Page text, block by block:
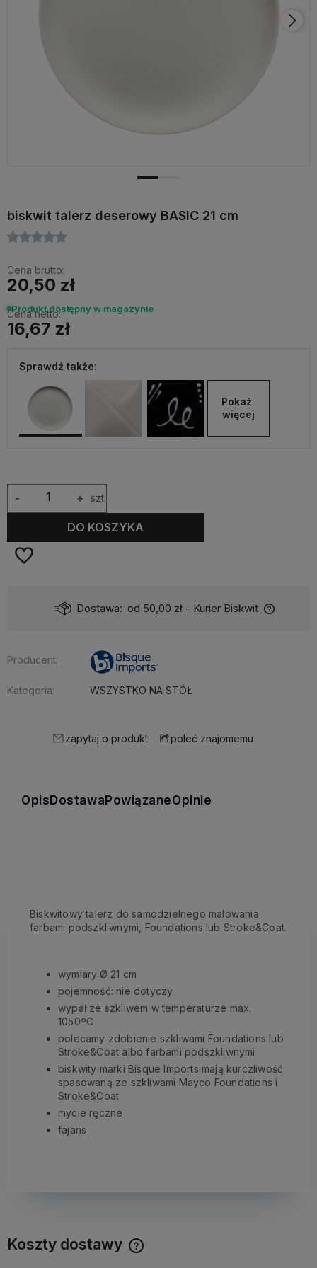
biskwit talerz deserowy BASIC 21 cm
Cena brutto:
20,50 zł
Produkt dostępny w magazynie
Cena netto:
16,67 zł
Sprawdź także:
Pokaż
więcej
+
- szt.
DO KOSZYKA
Dostawa: od 50,00 zł - Kurier Biskwit
Producent:
Kategoria: WSZYSTKO NA STÓŁ
zapytaj o produkt poleć znajomemu
OpisDostawaPowiązaneOpinie
Biskwitowy talerz do samodzielnego malowania
farbami podszkliwnymi, Foundations lub Stroke&Coat.
wymiary:Ø 21 cm
pojemność: nie dotyczy
wypał ze szkliwem w temperaturze max.
1050ºC
polecamy zdobienie szkliwami Foundations lub
Stroke&Coat albo farbami podszkliwnymi
biskwity marki Bisque Imports mają kurczliwość
spasowaną ze szkliwami Mayco Foundations i
Stroke&Coat
mycie ręczne
fajans
Koszty dostawy